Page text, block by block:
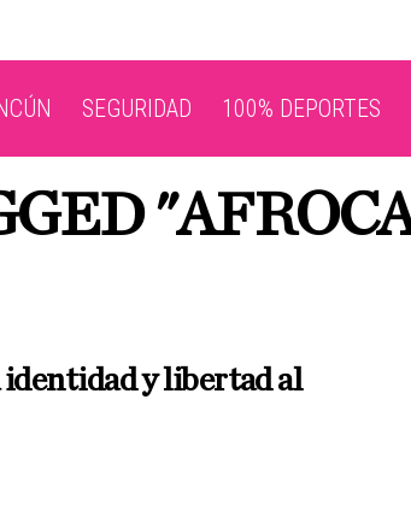
SEGURIDAD 100% DEPORTES
identidad y libertad al